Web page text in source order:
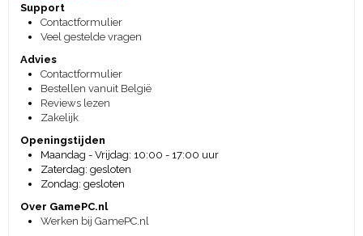
Support
Contactformulier
Veel gestelde vragen
Advies
Contactformulier
Bestellen vanuit België
Reviews lezen
Zakelijk
Openingstijden
Maandag - Vrijdag: 10:00 - 17:00 uur
Zaterdag: gesloten
Zondag: gesloten
Over GamePC.nl
Werken bij GamePC.nl